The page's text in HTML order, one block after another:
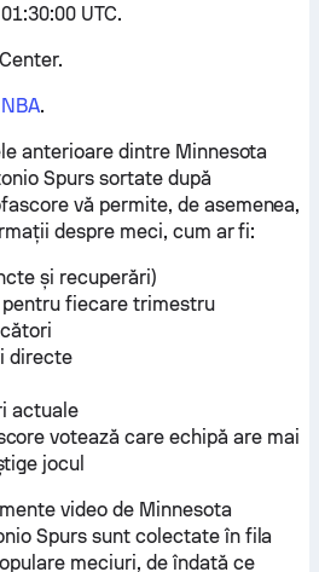
UTC.
NBA.
anterioare dintre Minnesota
Spurs sortate după
vă permite, de asemenea,
despre meci, cum ar fi:
și recuperări)
fiecare trimestru
directe
actuale
votează care echipă are mai
jocul
video de Minnesota
Spurs sunt colectate în fila
meciuri, de îndată ce